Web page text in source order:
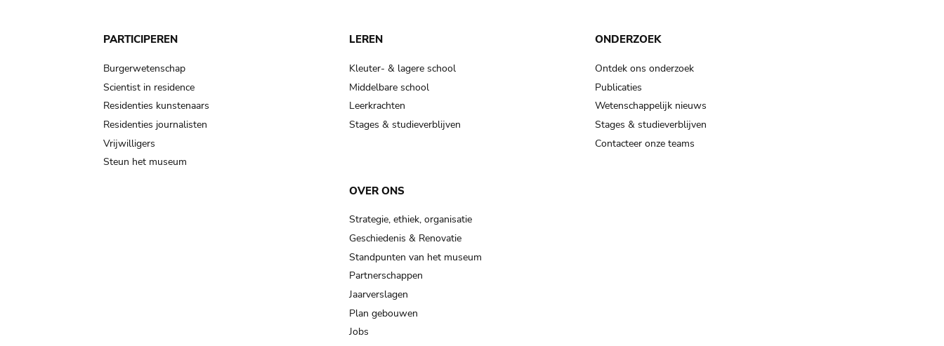
PARTICIPEREN
Burgerwetenschap
Scientist in residence
Residenties kunstenaars
Residenties journalisten
Vrijwilligers
Steun het museum
LEREN
Kleuter- & lagere school
Middelbare school
Leerkrachten
Stages & studieverblijven
ONDERZOEK
Ontdek ons onderzoek
Publicaties
Wetenschappelijk nieuws
Stages & studieverblijven
Contacteer onze teams
OVER ONS
Strategie, ethiek, organisatie
Geschiedenis & Renovatie
Standpunten van het museum
Partnerschappen
Jaarverslagen
Plan gebouwen
Jobs